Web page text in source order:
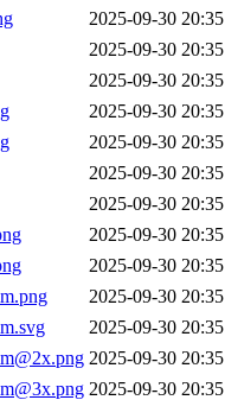
2025-09-30 20:35
2025-09-30 20:35
2025-09-30 20:35
2025-09-30 20:35
2025-09-30 20:35
2025-09-30 20:35
2025-09-30 20:35
2025-09-30 20:35
2025-09-30 20:35
2025-09-30 20:35
2025-09-30 20:35
2025-09-30 20:35
2025-09-30 20:35